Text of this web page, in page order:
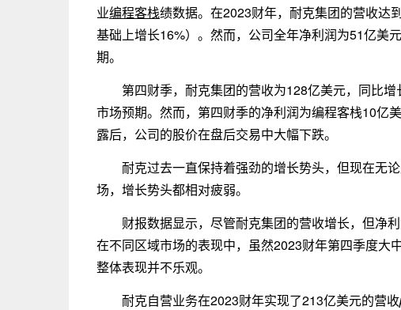
业编程客栈绩数据。在2023财年，耐克集团的营收达
基础上增长16%）。然而，公司全年净利润为51亿美
期。
第四财季，耐克集团的营收为128亿美元，同比
市场预期。然而，第四财季的净利润为编程客栈10亿
露后，公司的股价在盘后交易中大幅下跌。
耐克过去一直保持着强劲的增长势头，但现在无
场，增长势头都相对疲弱。
财报数据显示，尽管耐克集团的营收增长，但净
在不同区域市场的表现中，虽然2023财年第四季度大
整体表现并不乐观。
耐克自营业务在2023财年实现了213亿美元的营收